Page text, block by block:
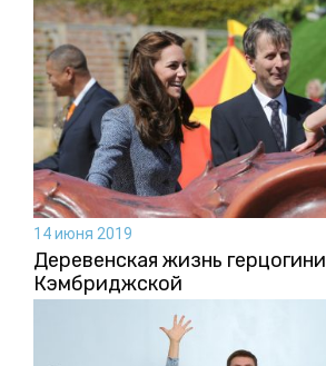
14 июня 2019
Деревенская жизнь герцогини
Кэмбриджской